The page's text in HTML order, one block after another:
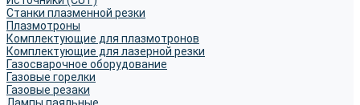
Станки плазменной резки
Плазмотроны
Комплектующие для плазмотронов
Комплектующие для лазерной резки
Газосварочное оборудование
Газовые горелки
Газовые резаки